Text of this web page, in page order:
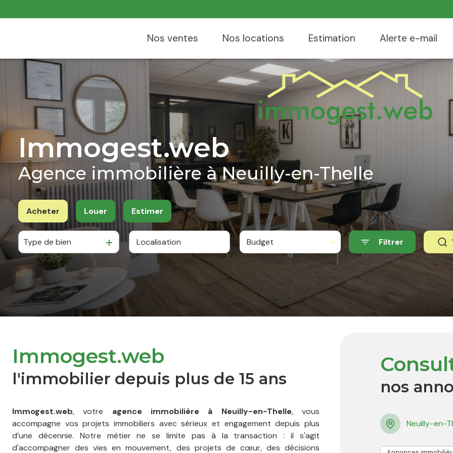
nos ventes nos locations estimation alerte e-mail
Immogest.web
Agence immobilière à Neuilly-en-Thelle
Acheter
De l'ancien
Louer
De l'immo pro
Estimer
Type de bien Budget Filtrer
nos
Neuilly-en-
Immogest.web
l'immobilier depuis plus de 15 ans
Immogest.web, votre agence immobilière à Neuilly-en-Thelle, vous
accompagne vos projets immobiliers avec sérieux et engagement depuis plus
d’une décennie. Notre métier ne se limite pas à la transaction : il s'agit
d'accompagner des vies en mouvement, des projets de cœur, des décisions